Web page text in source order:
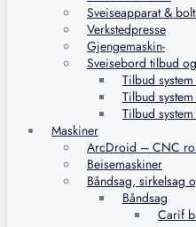
Sveiseapparat &
Verkstedpresse
Gjengemaskin-
Sveisebord tilbud
Tilbud
Tilbud
Tilbud
Maskiner
ArcDroid – CNC
Beisemaskiner
Båndsag, sirkelsag
Båndsag
Carif